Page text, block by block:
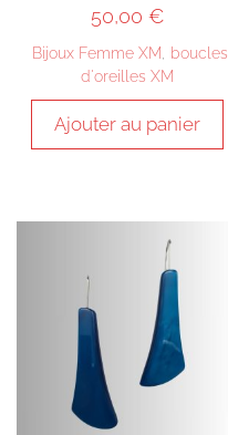
50,00 €
Bijoux Femme XM
boucles
d'oreilles XM
Ajouter au panier